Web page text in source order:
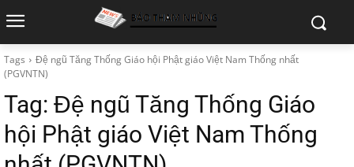
Tags
Đệ ngũ Tăng Thống Giáo hội Phật giáo Việt Nam Thống nhất
(PGVNTN)
Tag: Đệ ngũ Tăng Thống Giáo
hội Phật giáo Việt Nam Thống